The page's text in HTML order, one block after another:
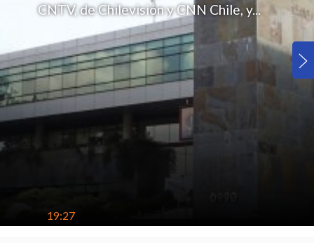
CNTV, de Chilevisión y CNN Chile, y...
19:27